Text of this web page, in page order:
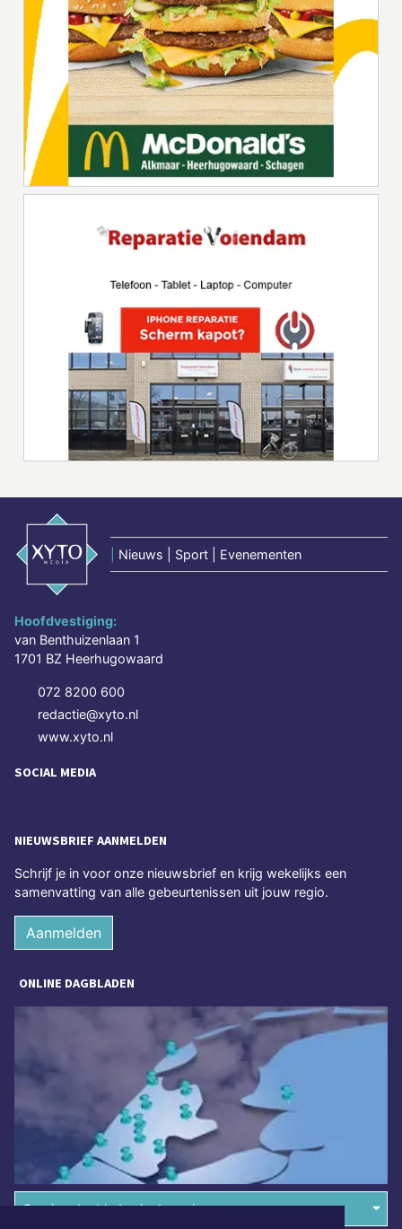
Nieuws | Sport | Evenementen
Hoofdvestiging:
van Benthuizenlaan 1
1701 BZ Heerhugowaard
072 8200 600
redactie@xyto.nl
www.xyto.nl
SOCIAL MEDIA
NIEUWSBRIEF AANMELDEN
Schrijf je in voor onze nieuwsbrief en krijg wekelijks een
samenvatting van alle gebeurtenissen uit jouw regio.
Aanmelden
ONLINE DAGBLADEN
Overige dagbladen in de regio